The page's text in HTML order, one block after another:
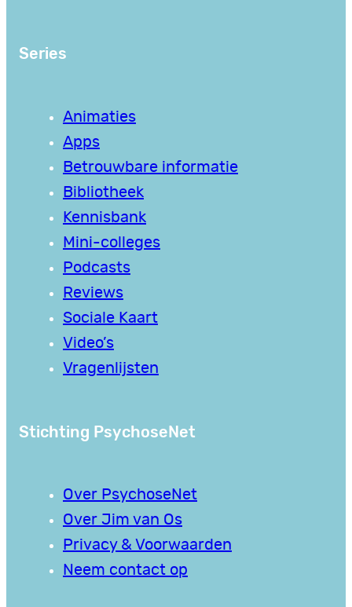
Series
Animaties
Apps
Betrouwbare informatie
Bibliotheek
Kennisbank
Mini-colleges
Podcasts
Reviews
Sociale Kaart
Video’s
Vragenlijsten
Stichting PsychoseNet
Over PsychoseNet
Over Jim van Os
Privacy & Voorwaarden
Neem contact op